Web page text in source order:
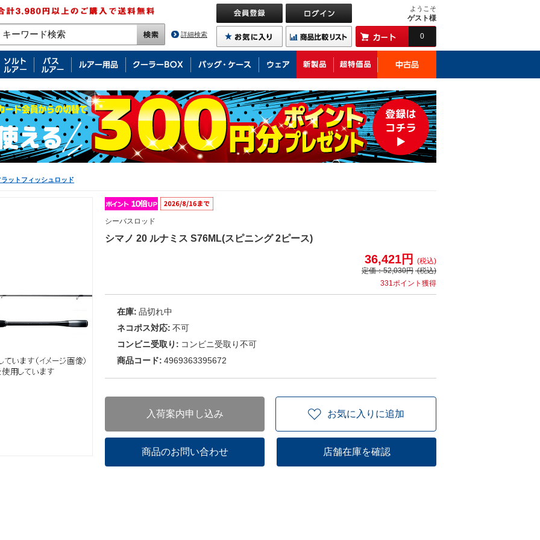
詳細検索
ようこそ
ゲスト様
0
ットフィッシュロッド
シーバスロッド
シマノ 20 ルナミス S76ML(スピニング 2ピース)
36,421円
(税込)
定価：52,030円 (税込)
331ポイント獲得
在庫: 品切れ中
ネコポス対応: 不可
コンビニ受取り: コンビニ受取り不可
商品コード: 4969363395672
入荷案内申し込み お気に入りに追加
商品のお問い合わせ 店舗在庫を確認